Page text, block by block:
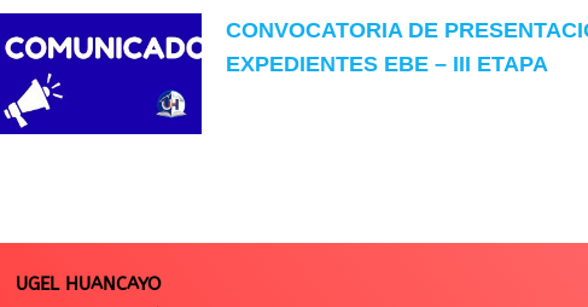
CONVOCATORIA DE
EXPEDIENTES EBE – III ETAPA
UGEL HUANCAYO